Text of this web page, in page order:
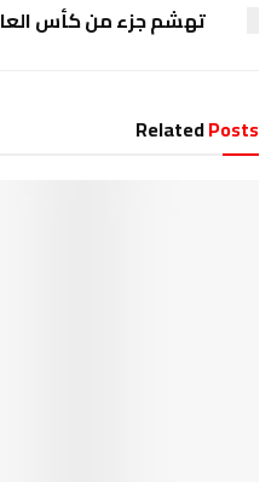
تهشم جزء من كأس
RelatedPosts